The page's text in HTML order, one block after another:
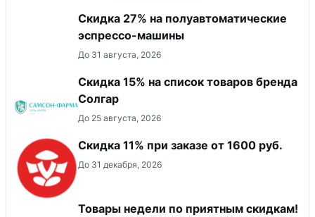
Скидка 27% на полуавтоматические
эспрессо-машины
До 31 августа, 2026
Скидка 15% на список товаров бренда
Солгар
До 25 августа, 2026
Скидка 11% при заказе от 1600 руб.
До 31 декабря, 2026
Товары недели по приятным скидкам!